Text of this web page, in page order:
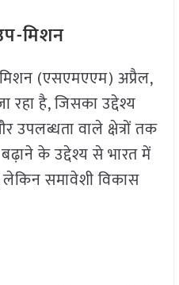
मिशन
(एसएमएएम) अप्रैल,
रहा है, जिसका उद्देश्य
उपलब्धता वाले क्षेत्रों तक
के उद्देश्य से भारत में
समावेशी विकास